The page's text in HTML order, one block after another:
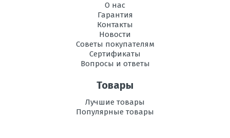
О нас
Гарантия
Контакты
Новости
Советы покупателям
Сертификаты
Вопросы и ответы
Товары
Лучшие товары
Популярные товары